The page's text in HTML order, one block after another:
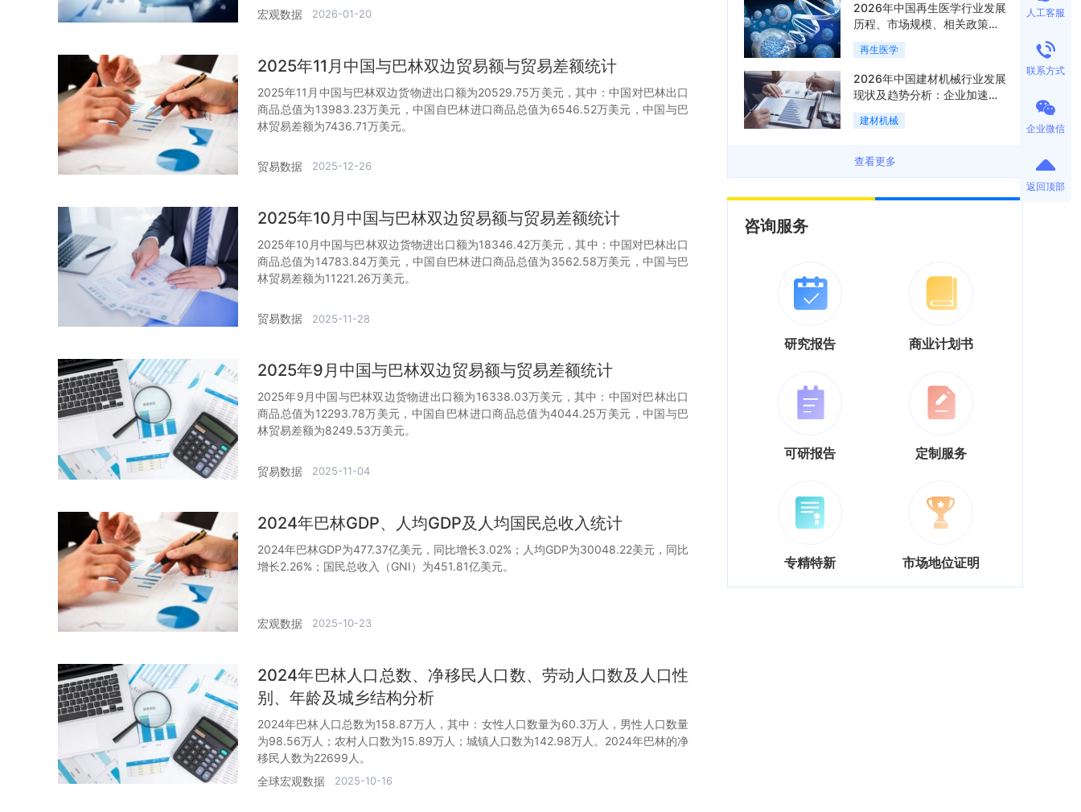
宏观数据 2026-01-20
2025年11月中国与巴林双边贸易额与贸易差额统计
2025年11月中国与巴林双边货物进出口额为20529.75万美元，其中：中国对巴林出口
商品总值为13983.23万美元，中国自巴林进口商品总值为6546.52万美元，中国与巴
林贸易差额为7436.71万美元。
贸易数据 2025-12-26
2025年10月中国与巴林双边贸易额与贸易差额统计
2025年10月中国与巴林双边货物进出口额为18346.42万美元，其中：中国对巴林出口
商品总值为14783.84万美元，中国自巴林进口商品总值为3562.58万美元，中国与巴
林贸易差额为11221.26万美元。
贸易数据 2025-11-28
2025年9月中国与巴林双边贸易额与贸易差额统计
2025年9月中国与巴林双边货物进出口额为16338.03万美元，其中：中国对巴林出口
商品总值为12293.78万美元，中国自巴林进口商品总值为4044.25万美元，中国与巴
林贸易差额为8249.53万美元。
贸易数据 2025-11-04
2024年巴林GDP、人均GDP及人均国民总收入统计
2024年巴林GDP为477.37亿美元，同比增长3.02%；人均GDP为30048.22美元，同比
增长2.26%；国民总收入（GNI）为451.81亿美元。
宏观数据 2025-10-23
2024年巴林人口总数、净移民人口数、劳动人口数及人口性
别、年龄及城乡结构分析
2024年巴林人口总数为158.87万人，其中：女性人口数量为60.3万人，男性人口数量
为98.56万人；农村人口数为15.89万人；城镇人口数为142.98万人。2024年巴林的净
移民人数为22699人。
全球宏观数据
2025-10-16
2026年中国再生医学行业发展
历程、市场规模、相关政策、
产业链、竞争格局及发展潜力
分析「图」
再生医学
2026年中国建材机械行业发展
现状及趋势分析：企业加速向
“装备+系统+服务”综合服务商
转型「图」
建材机械
查看更多
咨询服务
研究报告 商业计划书
可研报告 定制服务
专精特新 市场地位证明
人工客服
联系方式
企业微信
返回顶部